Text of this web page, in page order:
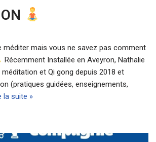
méditer mais vous ne savez pas comment
Récemment Installée en Aveyron, Nathalie
et Qi gong depuis 2018 et
(pratiques guidées, enseignements,
la suite »